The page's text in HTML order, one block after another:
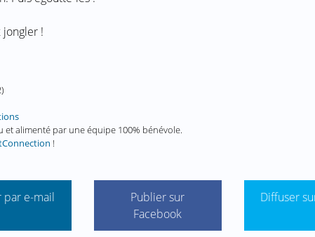
jongler !
)
et alimenté par une équipe 100% bénévole.
!
par e-mail
Publier sur
Facebook
Diffuser